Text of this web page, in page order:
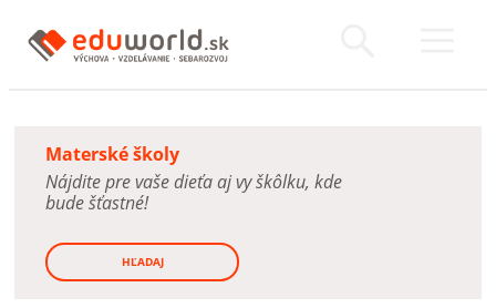
Materské školy
Nájdite pre vaše dieťa aj vy škôlku, kde
bude šťastné!
HĽADAJ